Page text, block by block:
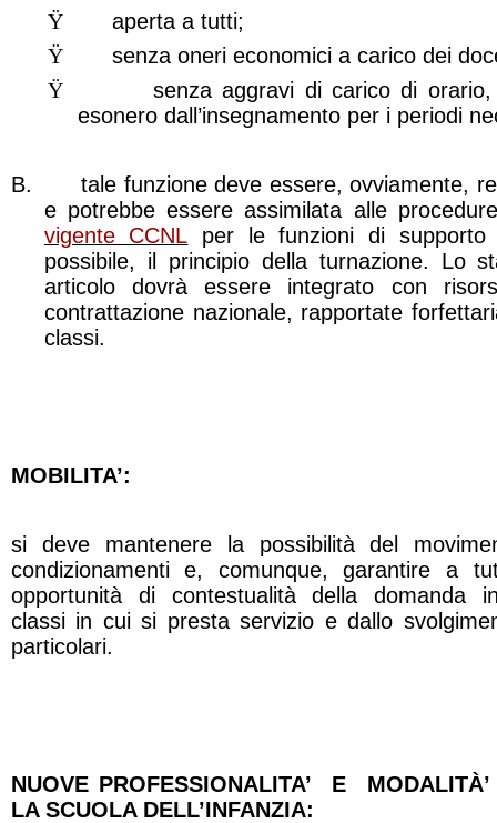
Ÿ
aperta a tutti;
Ÿ
senza oneri economici a carico dei
Ÿ
senza aggravi di carico di orario,
esonero dall’insegnamento per i periodi
B.
tale funzione deve essere, ovviamente,
e potrebbe essere assimilata alle
vigente CCNL per le funzioni di
possibile, il principio della turnazione. Lo
articolo dovrà essere integrato con
contrattazione nazionale, rapportate
classi.
MOBILITA’:
si deve mantenere la possibilità del
condizionamenti e, comunque, garantire a
opportunità di contestualità della domanda
classi in cui si presta servizio e dallo
particolari.
NUOVE PROFESSIONALITA’ E
LA SCUOLA DELL’INFANZIA: